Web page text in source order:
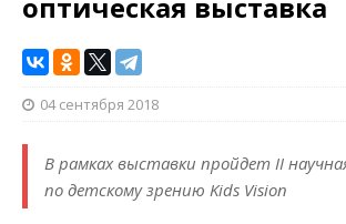
оптическая выставка
04 сентября 2018
В рамках выставки пройдет II
по детскому зрению Kids Vision